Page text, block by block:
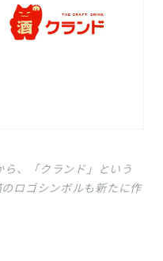
ら、「クランド」という
ロゴシンボルも新たに作